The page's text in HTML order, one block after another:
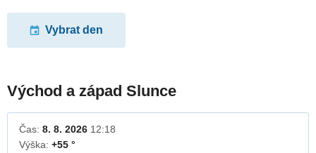
Vybrat den
Východ a západ Slunce
Čas: 8. 8. 2026 12:18
Výška: +55 °